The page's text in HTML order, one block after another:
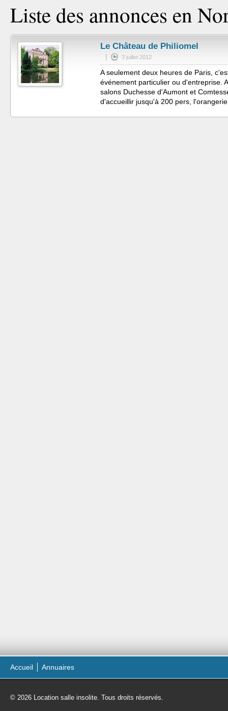
Liste des annonces en
Le Château de Philiomel
3 juillet 2012
A seulement deux heures de Paris,
événement particulier ou d'entreprise.
salons Duchesse d'Aumont et
d'accueillir jusqu'à 200 pers,
Accueil Annuaires
© 2026 Location salle insolite. Tous droits réservés.